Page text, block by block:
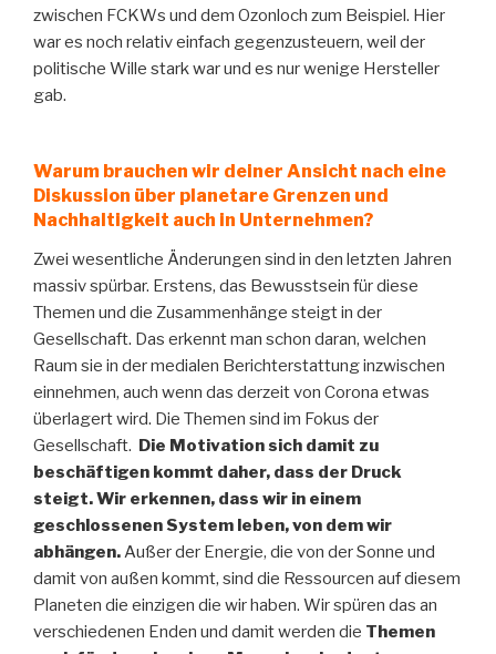
zwischen FCKWs und dem Ozonloch zum Beispiel. Hier
war es noch relativ einfach gegenzusteuern, weil der
politische Wille stark war und es nur wenige Hersteller
gab.
Warum brauchen wir deiner Ansicht nach eine
Diskussion über planetare Grenzen und
Nachhaltigkeit auch in Unternehmen?
Zwei wesentliche Änderungen sind in den letzten Jahren
massiv spürbar. Erstens, das Bewusstsein für diese
Themen und die Zusammenhänge steigt in der
Gesellschaft. Das erkennt man schon daran, welchen
Raum sie in der medialen Berichterstattung inzwischen
einnehmen, auch wenn das derzeit von Corona etwas
überlagert wird. Die Themen sind im Fokus der
Gesellschaft. Die Motivation sich damit zu
beschäftigen kommt daher, dass der Druck
steigt. Wir erkennen, dass wir in einem
geschlossenen System leben, von dem wir
abhängen.Außer der Energie, die von der Sonne und
damit von außen kommt, sind die Ressourcen auf diesem
Planeten die einzigen die wir haben. Wir spüren das an
verschiedenen Enden und damit werden die Themen